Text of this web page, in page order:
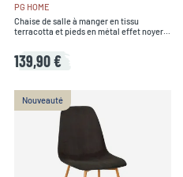
PG HOME
Chaise de salle à manger en tissu
terracotta et pieds en métal effet noyer
139,90 €
Nouveauté